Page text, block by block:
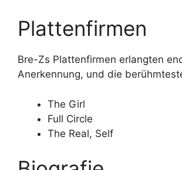
Plattenfirmen
Bre-Zs Plattenfirmen erlangten
Anerkennung, und die
The Girl
Full Circle
The Real, Self